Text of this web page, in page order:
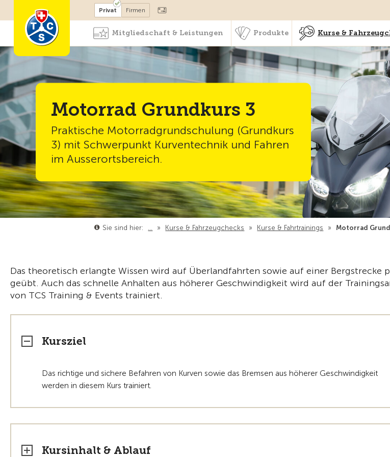
Mitglied werden Kurse &
Privat Firmen
Mitgliedschaft & Leistungen Produkte Kurse &
Motorrad Grundkurs 3
Praktische Motorradgrundschulung (Grundkurs
3) mit Schwerpunkt Kurventechnik und Fahren
im Ausserortsbereich.
Sie sind hier: … » Kurse & Fahrzeugchecks » Kurse & Fahrtrainings » Motorrad
Das theoretisch erlangte Wissen wird auf Überlandfahrten sowie auf einer Bergstrecke
geübt. Auch das schnelle Anhalten aus höherer Geschwindigkeit wird auf der
von TCS Training & Events trainiert.
Kursziel
Das richtige und sichere Befahren von Kurven sowie das Bremsen aus höherer Geschwindigkeit
werden in diesem Kurs trainiert.
Kursinhalt & Ablauf